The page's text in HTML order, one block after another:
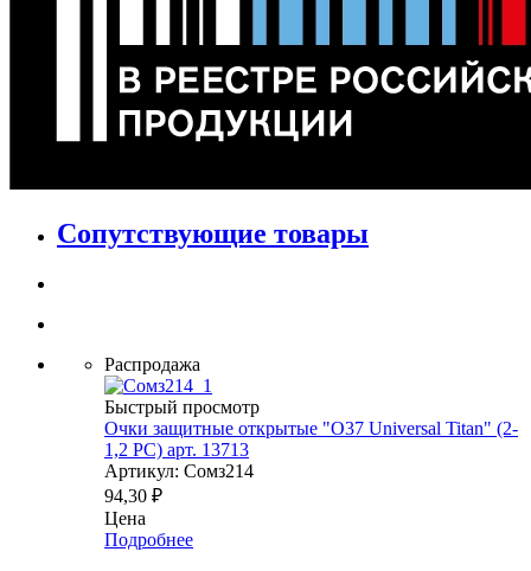
Сопутствующие товары
Распродажа
Быстрый просмотр
Очки защитные открытые "О37 Universal Titan" (2-
1,2 PС) арт. 13713
Артикул: Сомз214
94,30 ₽
Цена
Подробнее